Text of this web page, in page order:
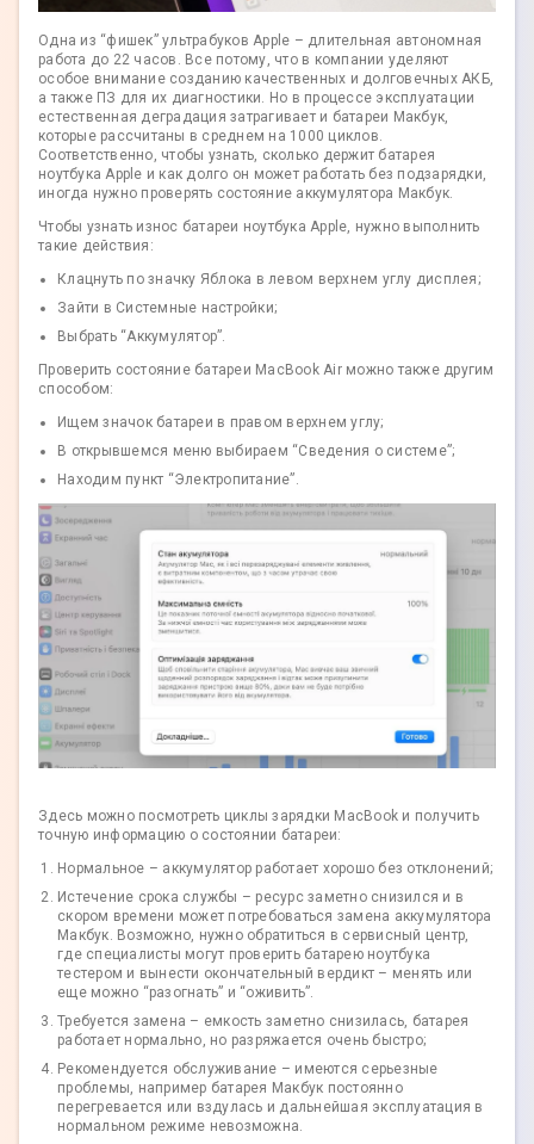
Одна из “фишек” ультрабуков Apple – длительная автономная
работа до 22 часов. Все потому, что в компании уделяют
особое внимание созданию качественных и долговечных АКБ,
а также ПЗ для их диагностики. Но в процессе эксплуатации
естественная деградация затрагивает и батареи Макбук,
которые рассчитаны в среднем на 1000 циклов.
Соответственно, чтобы узнать, сколько держит батарея
ноутбука Apple и как долго он может работать без подзарядки,
иногда нужно проверять состояние аккумулятора Макбук.
Чтобы узнать износ батареи ноутбука Apple, нужно выполнить
такие действия:
Клацнуть по значку Яблока в левом верхнем углу дисплея;
Зайти в Системные настройки;
Выбрать “Аккумулятор”.
Проверить состояние батареи MacBook Air можно также другим
способом:
Ищем значок батареи в правом верхнем углу;
В открывшемся меню выбираем “Сведения о системе”;
Находим пункт “Электропитание”.
Здесь можно посмотреть циклы зарядки MacBook и получить
точную информацию о состоянии батареи:
Нормальное – аккумулятор работает хорошо без отклонений;
Истечение срока службы – ресурс заметно снизился и в
скором времени может потребоваться замена аккумулятора
Макбук. Возможно, нужно обратиться в сервисный центр,
где специалисты могут проверить батарею ноутбука
тестером и вынести окончательный вердикт – менять или
еще можно “разогнать” и “оживить”.
Требуется замена – емкость заметно снизилась, батарея
работает нормально, но разряжается очень быстро;
Рекомендуется обслуживание – имеются серьезные
проблемы, например батарея Макбук постоянно
перегревается или вздулась и дальнейшая эксплуатация в
нормальном режиме невозможна.